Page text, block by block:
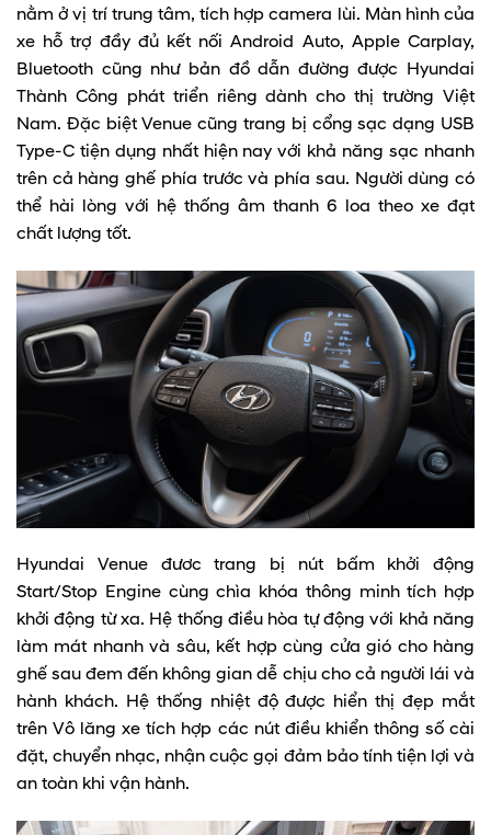
nằm ở vị trí trung tâm, tích hợp camera lùi. Màn hình của
xe hỗ trợ đầy đủ kết nối Android Auto, Apple Carplay,
Bluetooth cũng như bản đồ dẫn đường được Hyundai
Thành Công phát triển riêng dành cho thị trường Việt
Nam. Đặc biệt Venue cũng trang bị cổng sạc dạng USB
Type-C tiện dụng nhất hiện nay với khả năng sạc nhanh
trên cả hàng ghế phía trước và phía sau. Người dùng có
thể hài lòng với hệ thống âm thanh 6 loa theo xe đạt
chất lượng tốt.
Hyundai Venue đươc trang bị nút bấm khởi động
Start/Stop Engine cùng chìa khóa thông minh tích hợp
khởi động từ xa. Hệ thống điều hòa tự động với khả năng
làm mát nhanh và sâu, kết hợp cùng cửa gió cho hàng
ghế sau đem đến không gian dễ chịu cho cả người lái và
hành khách. Hệ thống nhiệt độ được hiển thị đẹp mắt
trên Vô lăng xe tích hợp các nút điều khiển thông số cài
đặt, chuyển nhạc, nhận cuộc gọi đảm bảo tính tiện lợi và
an toàn khi vận hành.